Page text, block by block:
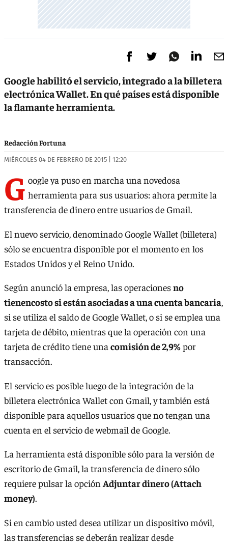
Google habilitó el servicio, integrado a la billetera
electrónica Wallet. En qué países está disponible
la flamante herramienta.
Redacción Fortuna
MIÉRCOLES 04 DE FEBRERO DE 2015 | 12:20
G oogle ya puso en marcha una novedosa
herramienta para sus usuarios: ahora permite la
transferencia de dinero entre usuarios de Gmail.
El nuevo servicio, denominado Google Wallet (billetera)
sólo se encuentra disponible por el momento en los
Estados Unidos y el Reino Unido.
Según anunció la empresa, las operacionesno
tienencosto si están asociadas a una cuenta bancaria,
si se utiliza el saldo de Google Wallet, o si se emplea una
tarjeta de débito, mientras que la operación con una
tarjeta de crédito tiene una comisión de 2,9%por
transacción.
El servicio es posible luego de la integración de la
billetera electrónica Wallet con Gmail, y también está
disponible para aquellos usuarios que no tengan una
cuenta en el servicio de webmail de Google.
La herramienta está disponible sólo para la versión de
escritorio de Gmail, la transferencia de dinero sólo
requiere pulsar la opción Adjuntar dinero (Attach
money).
Si en cambio usted desea utilizar un dispositivo móvil,
las transferencias se deberán realizar desde